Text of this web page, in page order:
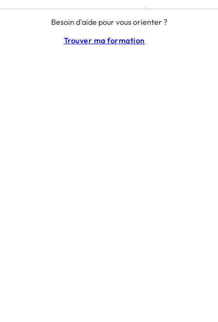
Besoin d'aide pour vous orienter ?
Trouver ma formation
RGPD